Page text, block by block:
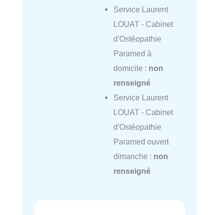
Service Laurent
LOUAT - Cabinet
d'Ostéopathie
Paramed à
domicile : non
renseigné
Service Laurent
LOUAT - Cabinet
d'Ostéopathie
Paramed ouvert
dimanche : non
renseigné